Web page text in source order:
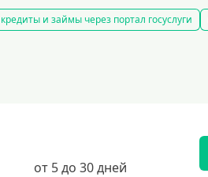
кредиты и займы через портал госуслуги
от 5 до 30 дней